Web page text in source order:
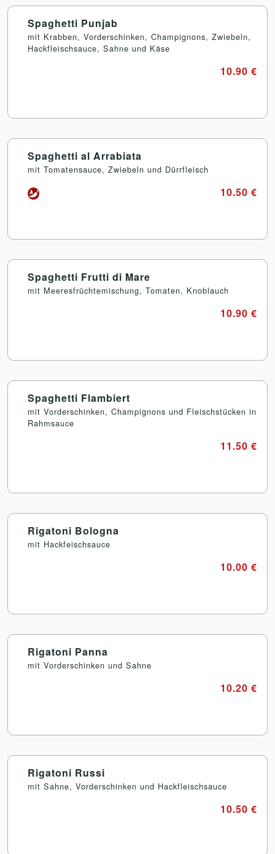
Spaghetti Punjab
mit Krabben, Vorderschinken, Champignons, Zwiebeln,
Hackfleischsauce, Sahne und Käse
10.90 €
Spaghetti al Arrabiata
mit Tomatensauce, Zwiebeln und Dürrfleisch
10.50 €
Spaghetti Frutti di Mare
mit Meeresfrüchtemischung, Tomaten, Knoblauch
10.90 €
Spaghetti Flambiert
mit Vorderschinken, Champignons und Fleischstücken in
Rahmsauce
11.50 €
Rigatoni Bologna
mit Hackfeischsauce
10.00 €
Rigatoni Panna
mit Vorderschinken und Sahne
10.20 €
Rigatoni Russi
mit Sahne, Vorderschinken und Hackfleischsauce
10.50 €